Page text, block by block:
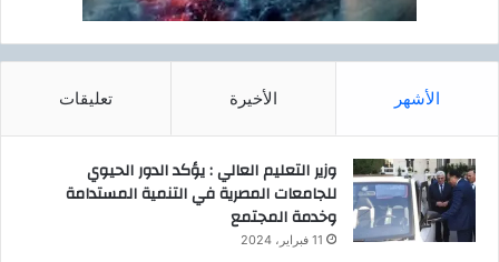
غ
ذ
ي
ة
خ
الأشهر الأخيرة تعليقات
وزير التعليم العالي : يؤكد الدور الحيوي
للجامعات المصرية في التنمية المستدامة
وخدمة المجتمع
11 فبراير، 2024